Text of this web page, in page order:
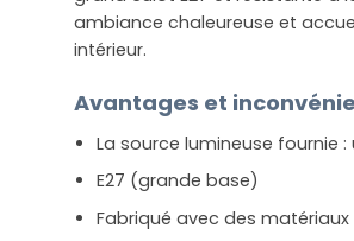
ambiance chaleureuse et
intérieur.
Avantages et
La source lumineuse fournie
E27 (grande base)
Fabriqué avec des